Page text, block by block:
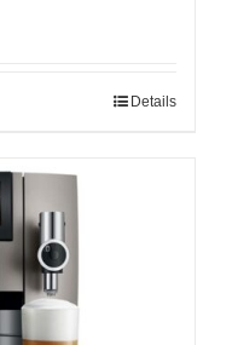
Details